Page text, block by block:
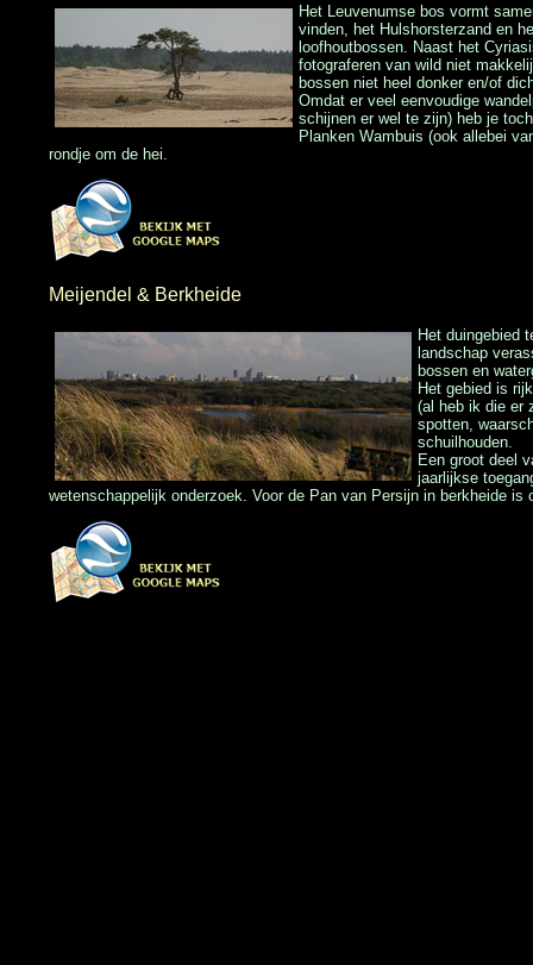
Het Leuvenumse bos vormt
vinden, het Hulshorsterzand en
loofhoutbossen. Naast het
fotograferen van wild niet
bossen niet heel donker en/of
Omdat er veel eenvoudige
schijnen er wel te zijn) heb je
Planken Wambuis (ook allebei
rondje om de hei.
Meijendel & Berkheide
Het duingebied
landschap
bossen en
Het gebied is
(al heb ik die er
spotten,
schuilhouden.
Een groot deel
jaarlijkse
wetenschappelijk onderzoek. Voor de Pan van Persijn in berkheide is